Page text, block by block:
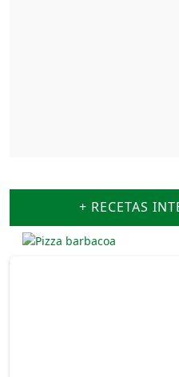
+ RECETAS